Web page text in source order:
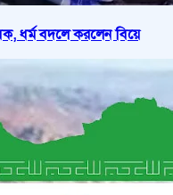
ধর্ম বদলে করলেন বিয়ে